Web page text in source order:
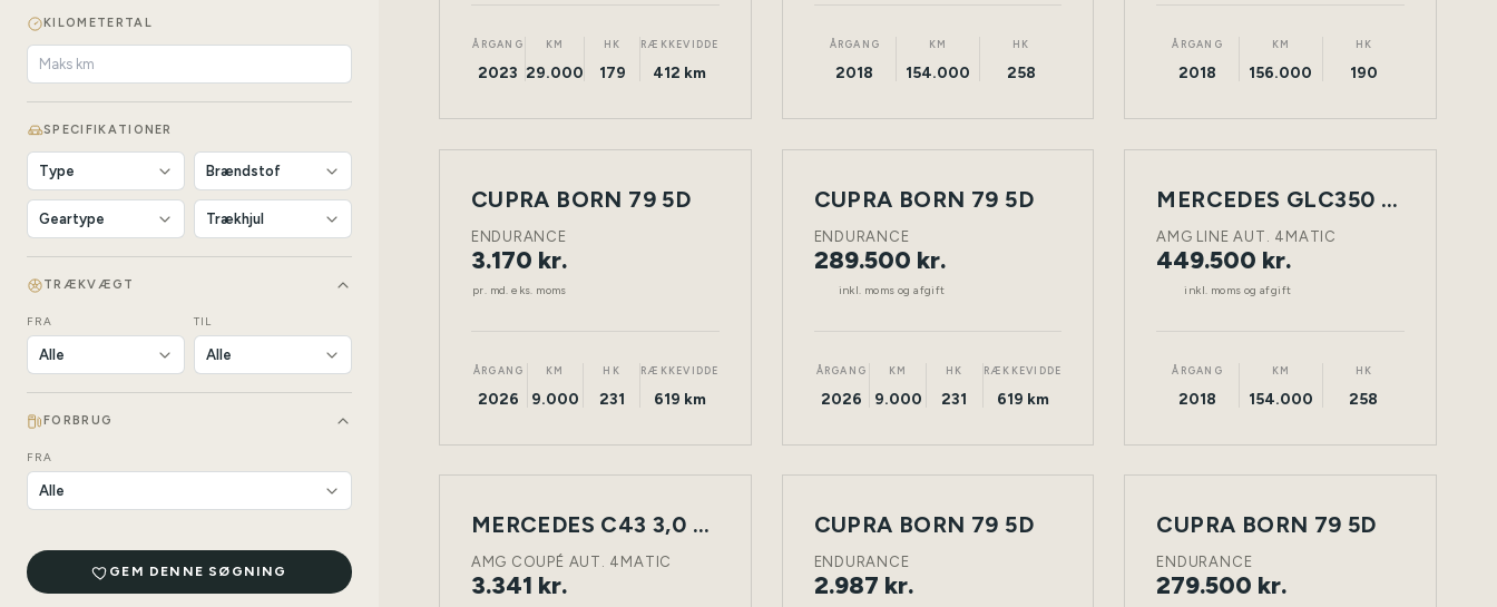
KILOMETERTAL
SPECIFIKATIONER
TRÆKVÆGT
FRA TIL
FORBRUG
FRA
GEM DENNE SØGNING
ÅRGANG
2023
KM
29.000
HK
179
RÆKKEVIDDE
412 km
ÅRGANG
2018
KM
154.000
HK
258
ÅRGANG
2018
KM
156.000
HK
190
LEASING
NY
ELEKTRISK TØNDER
CUPRA BORN 79 5D
ENDURANCE
3.170 kr.
pr. md. eks. moms
ÅRGANG
2026
KM
9.000
HK
231
RÆKKEVIDDE
619 km
NY
ELEKTRISK TØNDER
CUPRA BORN 79 5D
ENDURANCE
289.500 kr.
inkl. moms og afgift
ÅRGANG
2026
KM
9.000
HK
231
RÆKKEVIDDE
619 km
NY
DIESEL TØNDER
MERCEDES GLC350 D 3,0 5D
AMG LINE AUT. 4MATIC
449.500 kr.
inkl. moms og afgift
ÅRGANG
2018
KM
154.000
HK
258
LEASING
NY
BENZIN TØNDER
MERCEDES C43 3,0 2D
AMG COUPÉ AUT. 4MATIC
3.341 kr.
LEASING
NY
ELEKTRISK TØNDER
CUPRA BORN 79 5D
ENDURANCE
2.987 kr.
NY
ELEKTRISK TØNDER
CUPRA BORN 79 5D
ENDURANCE
279.500 kr.